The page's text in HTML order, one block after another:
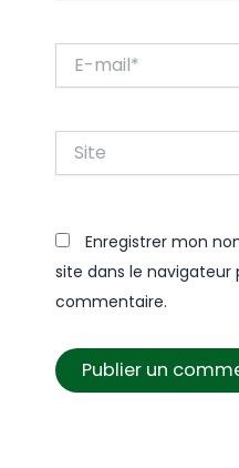
mail*
Enregistrer mon
site dans le
commentaire.